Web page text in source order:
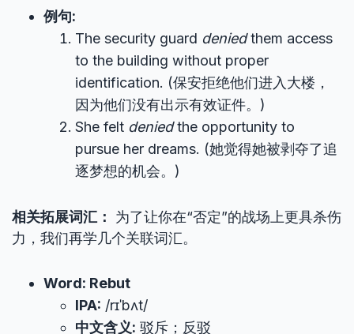
例句:
The security guard deniedthem access
to the building without proper
identification. (保安拒绝他们进入大楼，
因为他们没有出示有效证件。)
She felt deniedthe opportunity to
pursue her dreams. (她觉得她被剥夺了追
逐梦想的机会。)
相关拓展词汇：
为了让你在“否定”的战场上更具杀伤
力，我们再学几个关联词汇。
Word: Rebut
IPA: /rɪˈbʌt/
中文含义: 驳斥；反驳